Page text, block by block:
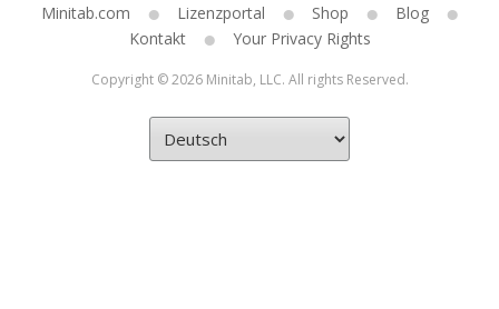
Minitab.com Lizenzportal Shop
Blog
Kontakt
Your Privacy Rights
Copyright © 2026 Minitab, LLC. All rights Reserved.